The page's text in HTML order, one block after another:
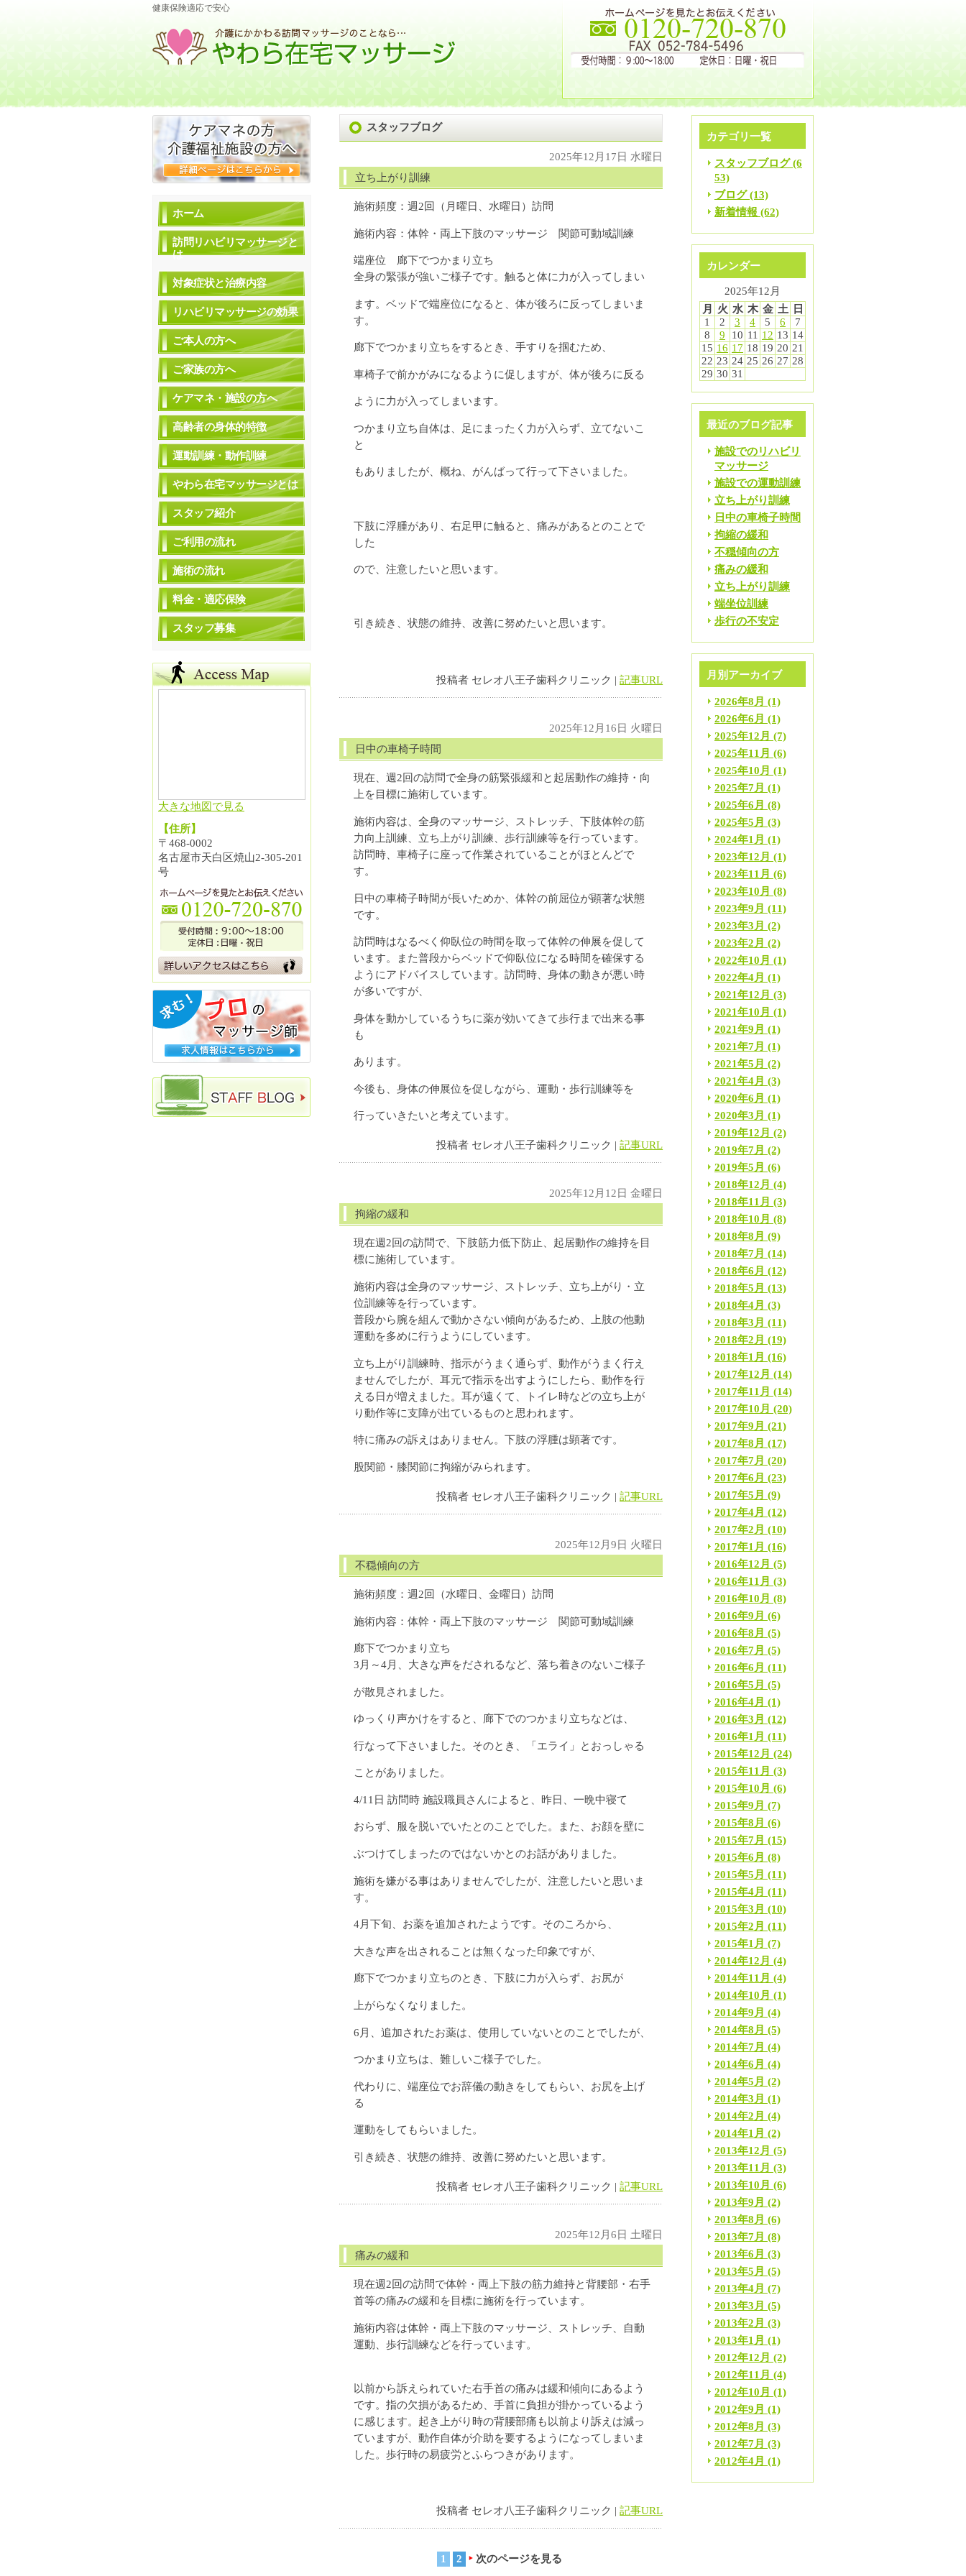
健康保険適応で安心
スタッフブログ
2025年12月17日 水曜日
立ち上がり訓練
施術頻度：週2回（月曜日、水曜日）訪問
施術内容：体幹・両上下肢のマッサージ 関節可動域訓練
端座位 廊下でつかまり立ち
全身の緊張が強いご様子です。触ると体に力が入ってしまい
ます。ベッドで端座位になると、体が後ろに反ってしまいま
す。
廊下でつかまり立ちをするとき、手すりを掴むため、
車椅子で前かがみになるように促しますが、体が後ろに反る
ように力が入ってしまいます。
つかまり立ち自体は、足にまったく力が入らず、立てないこ
と
もありましたが、概ね、がんばって行って下さいました。
下肢に浮腫があり、右足甲に触ると、痛みがあるとのことで
した
ので、注意したいと思います。
引き続き、状態の維持、改善に努めたいと思います。
投稿者 セレオ八王子歯科クリニック |記事URL
2025年12月16日 火曜日
日中の車椅子時間
現在、週2回の訪問で全身の筋緊張緩和と起居動作の維持・向
上を目標に施術しています。
施術内容は、全身のマッサージ、ストレッチ、下肢体幹の筋
力向上訓練、立ち上がり訓練、歩行訓練等を行っています。
訪問時、車椅子に座って作業されていることがほとんどで
す。
日中の車椅子時間が長いためか、体幹の前屈位が顕著な状態
です。
訪問時はなるべく仰臥位の時間を取って体幹の伸展を促して
います。また普段からベッドで仰臥位になる時間を確保する
ようにアドバイスしています。訪問時、身体の動きが悪い時
が多いですが、
身体を動かしているうちに薬が効いてきて歩行まで出来る事
も
あります。
今後も、身体の伸展位を促しながら、運動・歩行訓練等を
行っていきたいと考えています。
投稿者 セレオ八王子歯科クリニック |記事URL
2025年12月12日 金曜日
拘縮の緩和
現在週2回の訪問で、下肢筋力低下防止、起居動作の維持を目
標に施術しています。
施術内容は全身のマッサージ、ストレッチ、立ち上がり・立
位訓練等を行っています。
普段から腕を組んで動かさない傾向があるため、上肢の他動
運動を多めに行うようにしています。
立ち上がり訓練時、指示がうまく通らず、動作がうまく行え
ませんでしたが、耳元で指示を出すようにしたら、動作を行
える日が増えました。耳が遠くて、トイレ時などの立ち上が
り動作等に支障が出ているものと思われます。
特に痛みの訴えはありません。下肢の浮腫は顕著です。
股関節・膝関節に拘縮がみられます。
投稿者 セレオ八王子歯科クリニック |記事URL
2025年12月9日 火曜日
不穏傾向の方
施術頻度：週2回（水曜日、金曜日）訪問
施術内容：体幹・両上下肢のマッサージ 関節可動域訓練
廊下でつかまり立ち
3月～4月、大きな声をだされるなど、落ち着きのないご様子
が散見されました。
ゆっくり声かけをすると、廊下でのつかまり立ちなどは、
行なって下さいました。そのとき、「エライ」とおっしゃる
ことがありました。
4/11日 訪問時 施設職員さんによると、昨日、一晩中寝て
おらず、服を脱いでいたとのことでした。また、お顔を壁に
ぶつけてしまったのではないかとのお話がありました。
施術を嫌がる事はありませんでしたが、注意したいと思いま
す。
4月下旬、お薬を追加されたようです。そのころから、
大きな声を出されることは無くなった印象ですが、
廊下でつかまり立ちのとき、下肢に力が入らず、お尻が
上がらなくなりました。
6月、追加されたお薬は、使用していないとのことでしたが、
つかまり立ちは、難しいご様子でした。
代わりに、端座位でお辞儀の動きをしてもらい、お尻を上げ
る
運動をしてもらいました。
引き続き、状態の維持、改善に努めたいと思います。
投稿者 セレオ八王子歯科クリニック |記事URL
2025年12月6日 土曜日
痛みの緩和
現在週2回の訪問で体幹・両上下肢の筋力維持と背腰部・右手
首等の痛みの緩和を目標に施術を行っています。
施術内容は体幹・両上下肢のマッサージ、ストレッチ、自動
運動、歩行訓練などを行っています。
以前から訴えられていた右手首の痛みは緩和傾向にあるよう
です。指の欠損があるため、手首に負担が掛かっているよう
に感じます。起き上がり時の背腰部痛も以前より訴えは減っ
ていますが、動作自体が介助を要するようになってしまいま
した。歩行時の易疲労とふらつきがあります。
投稿者 セレオ八王子歯科クリニック |記事URL
1 2 次のページを見る
カテゴリ一覧
スタッフブログ (6
53)
ブログ (13)
新着情報 (62)
カレンダー
2025年12月
月
火 水 木 金 土
日
1
2 3 4 5 6
7
8
9 10 11 12 13 14
15 16 17 18 19 20 21
22 23 24 25 26 27 28
29 30 31
最近のブログ記事
施設でのリハビリ
マッサージ
施設での運動訓練
立ち上がり訓練
日中の車椅子時間
拘縮の緩和
不穏傾向の方
痛みの緩和
立ち上がり訓練
端坐位訓練
歩行の不安定
月別アーカイブ
2026年8月 (1)
2026年6月 (1)
2025年12月 (7)
2025年11月 (6)
2025年10月 (1)
2025年7月 (1)
2025年6月 (8)
2025年5月 (3)
2024年1月 (1)
2023年12月 (1)
2023年11月 (6)
2023年10月 (8)
2023年9月 (11)
2023年3月 (2)
2023年2月 (2)
2022年10月 (1)
2022年4月 (1)
2021年12月 (3)
2021年10月 (1)
2021年9月 (1)
2021年7月 (1)
2021年5月 (2)
2021年4月 (3)
2020年6月 (1)
2020年3月 (1)
2019年12月 (2)
2019年7月 (2)
2019年5月 (6)
2018年12月 (4)
2018年11月 (3)
2018年10月 (8)
2018年8月 (9)
2018年7月 (14)
2018年6月 (12)
2018年5月 (13)
2018年4月 (3)
2018年3月 (11)
2018年2月 (19)
2018年1月 (16)
2017年12月 (14)
2017年11月 (14)
2017年10月 (20)
2017年9月 (21)
2017年8月 (17)
2017年7月 (20)
2017年6月 (23)
2017年5月 (9)
2017年4月 (12)
2017年2月 (10)
2017年1月 (16)
2016年12月 (5)
2016年11月 (3)
2016年10月 (8)
2016年9月 (6)
2016年8月 (5)
2016年7月 (5)
2016年6月 (11)
2016年5月 (5)
2016年4月 (1)
2016年3月 (12)
2016年1月 (11)
2015年12月 (24)
2015年11月 (3)
2015年10月 (6)
2015年9月 (7)
2015年8月 (6)
2015年7月 (15)
2015年6月 (8)
2015年5月 (11)
2015年4月 (11)
2015年3月 (10)
2015年2月 (11)
2015年1月 (7)
2014年12月 (4)
2014年11月 (4)
2014年10月 (1)
2014年9月 (4)
2014年8月 (5)
2014年7月 (4)
2014年6月 (4)
2014年5月 (2)
2014年3月 (1)
2014年2月 (4)
2014年1月 (2)
2013年12月 (5)
2013年11月 (3)
2013年10月 (6)
2013年9月 (2)
2013年8月 (6)
2013年7月 (8)
2013年6月 (3)
2013年5月 (5)
2013年4月 (7)
2013年3月 (5)
2013年2月 (3)
2013年1月 (1)
2012年12月 (2)
2012年11月 (4)
2012年10月 (1)
2012年9月 (1)
2012年8月 (3)
2012年7月 (3)
2012年4月 (1)
ホーム
訪問リハビリマッサージと
は
対象症状と治療内容
リハビリマッサージの効果
ご本人の方へ
ご家族の方へ
ケアマネ・施設の方へ
高齢者の身体的特徴
運動訓練・動作訓練
やわら在宅マッサージとは
スタッフ紹介
ご利用の流れ
施術の流れ
料金・適応保険
スタッフ募集
大きな地図で見る
【住所】
〒468-0002
名古屋市天白区焼山2-305-201
号